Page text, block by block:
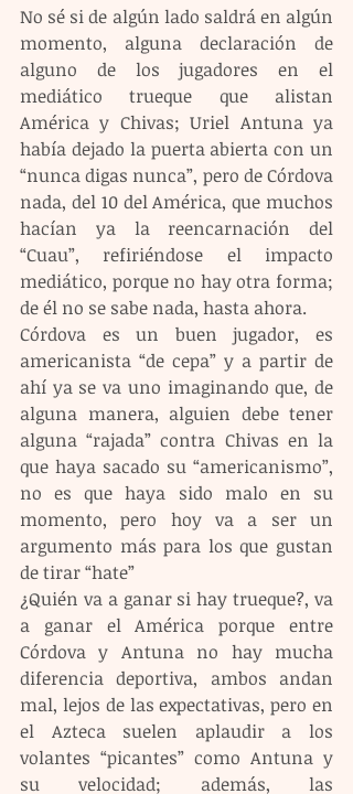
No sé si de algún lado saldrá en algún
momento, alguna declaración de
alguno de los jugadores en el
mediático trueque que alistan
América y Chivas; Uriel Antuna ya
había dejado la puerta abierta con un
“nunca digas nunca”, pero de Córdova
nada, del 10 del América, que muchos
hacían ya la reencarnación del
“Cuau”, refiriéndose el impacto
mediático, porque no hay otra forma;
de él no se sabe nada, hasta ahora.
Córdova es un buen jugador, es
americanista “de cepa” y a partir de
ahí ya se va uno imaginando que, de
alguna manera, alguien debe tener
alguna “rajada” contra Chivas en la
que haya sacado su “americanismo”,
no es que haya sido malo en su
momento, pero hoy va a ser un
argumento más para los que gustan
de tirar “hate”
¿Quién va a ganar si hay trueque?, va
a ganar el América porque entre
Córdova y Antuna no hay mucha
diferencia deportiva, ambos andan
mal, lejos de las expectativas, pero en
el Azteca suelen aplaudir a los
volantes “picantes” como Antuna y
su velocidad; además, las